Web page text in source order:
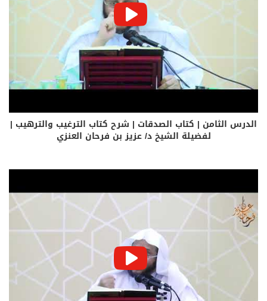
الدرس الثامن | كتاب الصدقات | شرح كتاب الترغيب والترهيب |
لفضيلة الشيخ د/ عزيز بن فرحان العنزي